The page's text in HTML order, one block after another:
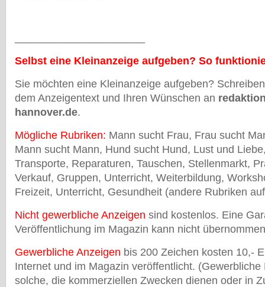
Selbst eine Kleinanzeige aufgeben? So
Sie möchten eine Kleinanzeige aufgeben?
dem Anzeigentext und Ihren Wünschen an
hannover.de.
Mögliche Rubriken: Mann sucht Frau, Frau sucht
Mann sucht Mann, Hund sucht Hund, Lust und
Transporte, Reparaturen, Tauschen, Stellenmarkt,
Verkauf, Gruppen, Unterricht, Weiterbildung,
Freizeit, Unterricht, Gesundheit (andere Rubriken
Nicht gewerbliche Anzeigen sind kostenlos. Eine
Veröffentlichung im Magazin kann nicht
Gewerbliche Anzeigen bis 200 Zeichen kosten 10,-
Internet und im Magazin veröffentlicht.
solche, die kommerziellen Zwecken dienen oder in